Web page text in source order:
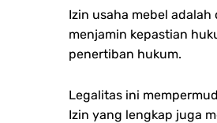
Izin usaha mebel
menjamin kepastian
penertiban hukum.
Legalitas ini
Izin yang lengkap juga